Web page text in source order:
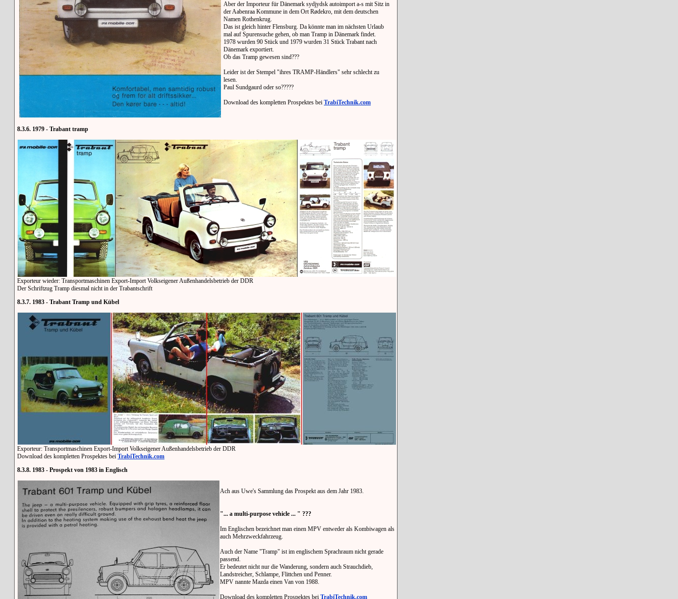
Aber der Importeur für Dänemark sydjydsk autoimport a-s mit Sitz in
der Aabenraa Kommune in dem Ort Rødekro, mit dem deutschen
Namen Rothenkrug.
Das ist gleich hinter Flensburg. Da könnte man im nächsten Urlaub
mal auf Spurensuche gehen, ob man Tramp in Dänemark findet.
1978 wurden 90 Stück und 1979 wurden 31 Stück Trabant nach
Dänemark exportiert.
Ob das Tramp gewesen sind???
Leider ist der Stempel "ihres TRAMP-Händlers" sehr schlecht zu
lesen.
Paul Sundgaurd oder so?????
Download des kompletten Prospektes bei TrabiTechnik.com
8.3.6. 1979 - Trabant tramp
Exporteur wieder: Transportmaschinen Export-Import Volkseigener Außenhandelsbetrieb der DDR
Der Schriftzug Tramp diesmal nicht in der Trabantschrift
8.3.7. 1983 - Trabant Tramp und Kübel
Exporteur: Transportmaschinen Export-Import Volkseigener Außenhandelsbetrieb der DDR
Download des kompletten Prospektes bei TrabiTechnik.com
8.3.8. 1983 - Prospekt von 1983 in Englisch
Ach aus Uwe's Sammlung das Prospekt aus dem Jahr 1983.
"... a multi-purpose vehicle ... " ???
Im Englischen bezeichnet man einen MPV entweder als Kombiwagen als
auch Mehrzweckfahrzeug.
Auch der Name "Tramp" ist im englischem Sprachraum nicht gerade
passend.
Er bedeutet nicht nur die Wanderung, sondern auch Strauchdieb,
Landstreicher, Schlampe, Flittchen und Penner.
MPV nannte Mazda einen Van von 1988.
Download des kompletten Prospektes bei TrabiTechnik.com